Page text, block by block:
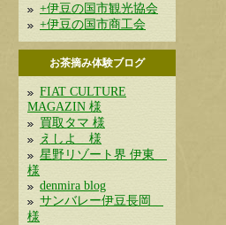
+伊豆の国市観光協会
+伊豆の国市商工会
お茶摘み体験ブログ
FIAT CULTURE
MAGAZIN 様
買取タマ 様
えしよ 様
星野リゾート界 伊東
様
denmira blog
サンバレー伊豆長岡
様